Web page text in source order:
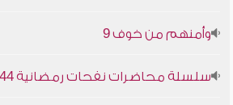
وأمنهم من خوف 9